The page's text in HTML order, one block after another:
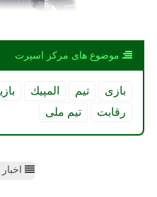
موضوع های مركز اسپرت
بازی تیم المپیك
رقابت
تیم ملی